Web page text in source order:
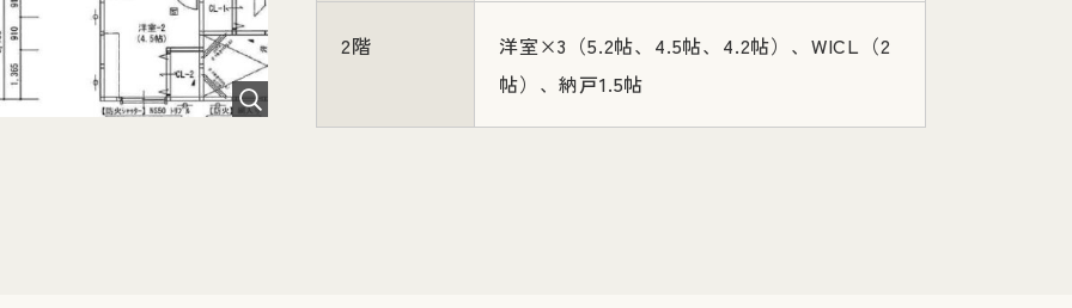
2階
洋室×3（5.2帖、4.5帖、4.2帖）、WICL（2
帖）、納戸1.5帖